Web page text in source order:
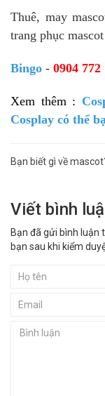
Thuê, may
trang phục
Bingo - 0904 772
Xem thêm :
Cosplay có thể
Bạn biết gì về
Viết bình
Bạn đã gửi bình luận
bạn sau khi kiểm